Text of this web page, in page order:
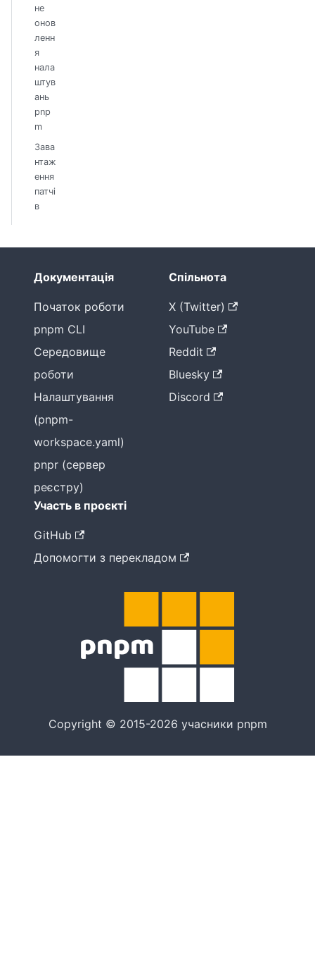
не
онов
ленн
я
нала
штув
ань
pnp
m
Зава
нтаж
ення
патчі
в
Документація
Початок роботи
pnpm CLI
Середовище
роботи
Налаштування
(pnpm-
workspace.yaml)
pnpr (сервер
реєстру)
Спільнота
X (Twitter)
YouTube
Reddit
Bluesky
Discord
Участь в проєкті
GitHub
Допомогти з перекладом
Copyright © 2015-2026 учасники pnpm